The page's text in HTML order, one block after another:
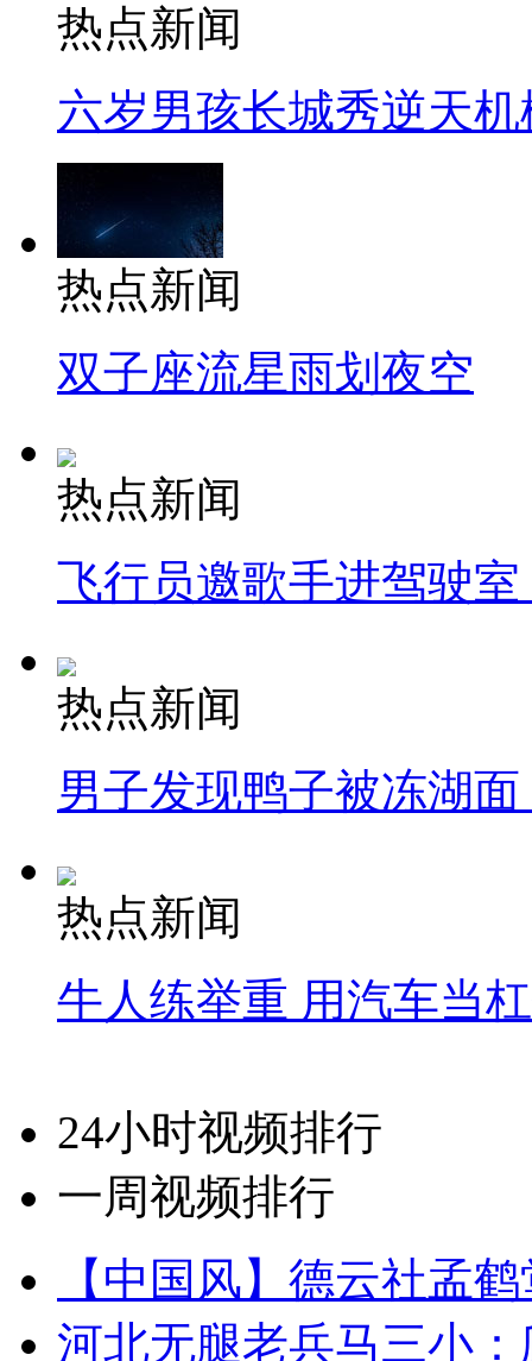
热点新闻
六岁男孩长城秀逆天机
热点新闻
双子座流星雨划夜空
热点新闻
飞行员邀歌手进驾驶
热点新闻
男子发现鸭子被冻湖
热点新闻
牛人练举重 用汽车当
24小时视频排行
一周视频排行
【中国风】德云社孟
河北无腿老兵马三小